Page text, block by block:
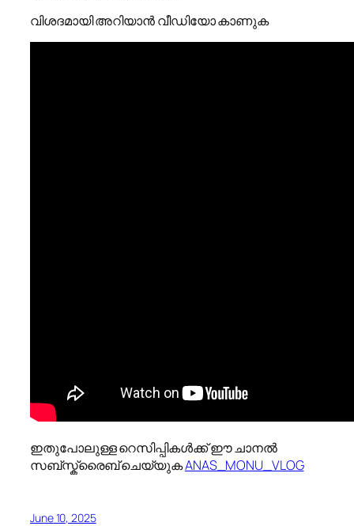
വിശദമായി അറിയാൻ വീഡിയോ കാണുക
ഇതുപോലുള്ള റെസിപ്പികൾക്ക് ഈ ചാനൽ
സബ്സ്ക്രൈബ് ചെയ്യുകANAS_MONU_VLOG
June 10, 2025